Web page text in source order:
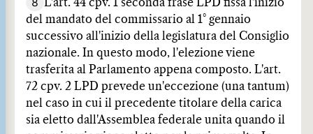
L'art. 44 cpv. 1 seconda frase LPD fissa l'inizio
del mandato del commissario al 1° gennaio
successivo all'inizio della legislatura del Consiglio
nazionale. In questo modo, l'elezione viene
trasferita al Parlamento appena composto. L'art.
72 cpv. 2 LPD prevede un'eccezione (una tantum)
nel caso in cui il precedente titolare della carica
sia eletto dall'Assemblea federale unita quando il